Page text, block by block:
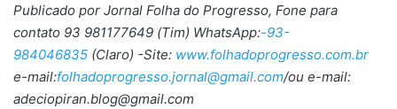
Publicado por Jornal Folha do Progresso, Fone para
contato 93 981177649 (Tim) WhatsApp:-93-
984046835 (Claro) -Site: www.folhadoprogresso.com.br
e-mail:folhadoprogresso.jornal@gmail.com/ou e-mail:
adeciopiran.blog@gmail.com